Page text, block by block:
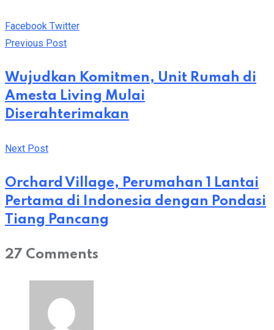
Facebook TwitterYoutube
Whatsapp
Cloud
StumbleUpon
Print
Share
Previous Post
Wujudkan Komitmen, Unit Rumah di
Amesta Living Mulai
Diserahterimakan
Next Post
Orchard Village, Perumahan 1 Lantai
Pertama di Indonesia dengan Pondasi
Tiang Pancang
27 Comments